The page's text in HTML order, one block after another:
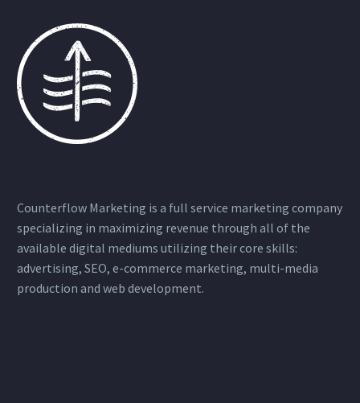
Counterflow Marketing is a full service marketing company
specializing in maximizing revenue through all of the
available digital mediums utilizing their core skills:
advertising, SEO, e-commerce marketing, multi-media
production and web development.